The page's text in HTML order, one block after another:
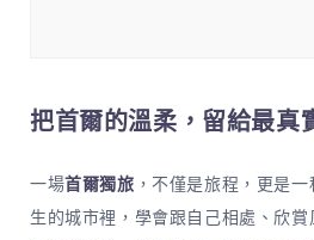
把首爾的溫柔，留給最真
一場首爾獨旅 ，不僅是旅程，更是
生的城市裡，學會跟自己相處、欣